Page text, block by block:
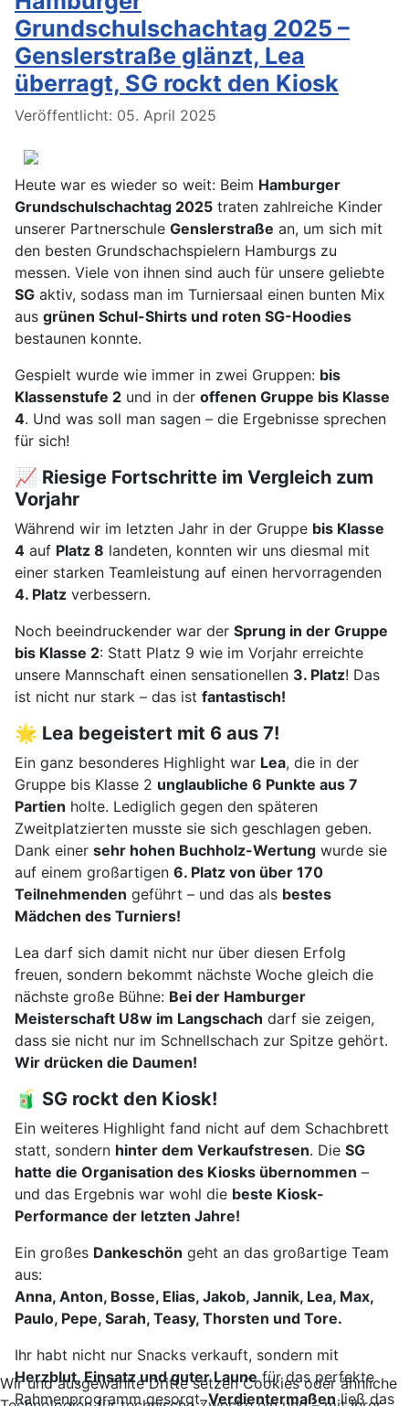
Grundschulschachtag 2025 –
Genslerstraße glänzt, Lea
überragt, SG rockt den Kiosk
Details
Veröffentlicht: 05. April 2025
Heute war es wieder so weit: Beim Hamburger
Grundschulschachtag 2025 traten zahlreiche Kinder
unserer Partnerschule Genslerstraße an, um sich mit
den besten Grundschachspielern Hamburgs zu
messen. Viele von ihnen sind auch für unsere geliebte
SG aktiv, sodass man im Turniersaal einen bunten Mix
aus grünen Schul-Shirts und roten SG-Hoodies
bestaunen konnte.
Gespielt wurde wie immer in zwei Gruppen: bis
Klassenstufe 2 und in der offenen Gruppe bis Klasse
4. Und was soll man sagen – die Ergebnisse sprechen
für sich!
📈 Riesige Fortschritte im Vergleich zum
Vorjahr
Während wir im letzten Jahr in der Gruppe bis Klasse
4 auf Platz 8 landeten, konnten wir uns diesmal mit
einer starken Teamleistung auf einen hervorragenden
4. Platz verbessern.
Noch beeindruckender war der Sprung in der Gruppe
bis Klasse 2: Statt Platz 9 wie im Vorjahr erreichte
unsere Mannschaft einen sensationellen 3. Platz! Das
ist nicht nur stark – das ist fantastisch!
🌟 Lea begeistert mit 6 aus 7!
Ein ganz besonderes Highlight war Lea, die in der
Gruppe bis Klasse 2 unglaubliche 6 Punkte aus 7
Partien holte. Lediglich gegen den späteren
Zweitplatzierten musste sie sich geschlagen geben.
Dank einer sehr hohen Buchholz-Wertung wurde sie
auf einem großartigen 6. Platz von über 170
Teilnehmenden geführt – und das als bestes
Mädchen des Turniers!
Lea darf sich damit nicht nur über diesen Erfolg
freuen, sondern bekommt nächste Woche gleich die
nächste große Bühne: Bei der Hamburger
Meisterschaft U8w im Langschach darf sie zeigen,
dass sie nicht nur im Schnellschach zur Spitze gehört.
Wir drücken die Daumen!
🧃 SG rockt den Kiosk!
Ein weiteres Highlight fand nicht auf dem Schachbrett
statt, sondern hinter dem Verkaufstresen. Die SG
hatte die Organisation des Kiosks übernommen –
und das Ergebnis war wohl die beste Kiosk-
Performance der letzten Jahre!
Ein großes Dankeschön geht an das großartige Team
aus:
Anna, Anton, Bosse, Elias, Jakob, Jannik, Lea, Max,
Paulo, Pepe, Sarah, Teasy, Thorsten und Tore.
Ihr habt nicht nur Snacks verkauft, sondern mit
Herzblut, Einsatz und guter Launefür das perfekte
Rahmenprogramm gesorgt.Verdientermaßenließ das
Wir und ausgewählte Dritte setzen Cookies oder ähnliche